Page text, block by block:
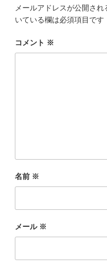
メールアドレスが公開され
いている欄は必須項目です
コメント ※
名前 ※
メール ※